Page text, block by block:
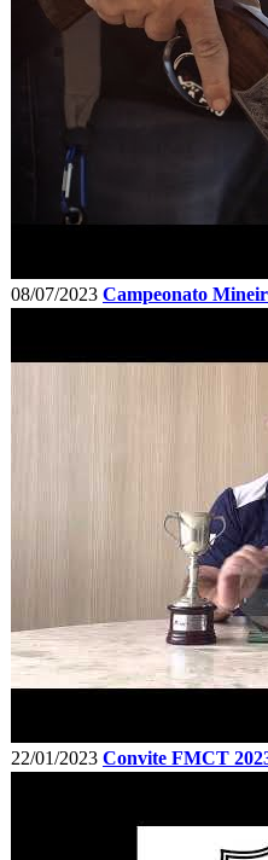
08/07/2023 Campeonato
22/01/2023 Convite FMCT